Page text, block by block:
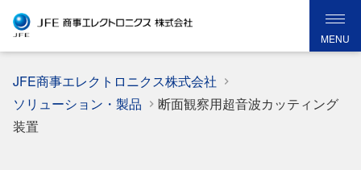
MENU
JFE商事エレクトロニクス株式会社
ソリューション・製品
断面観察用超音波カッティング
装置